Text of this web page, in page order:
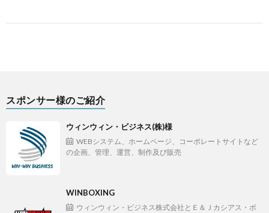
スポンサー様のご紹介
ウィンウィン・ビジネス(株)様
WEBシステム、ホームページ、コーポレートサイトなど
の企画、管理、運営、制作及び販売
WINBOXING
ウィンウィン・ビジネス株式会社とＥ＆Ｊカシアス・ボ